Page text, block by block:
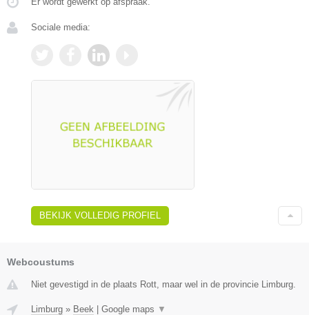
Sociale media:
BEKIJK VOLLEDIG PROFIEL
Webcoustums
Niet gevestigd in de plaats Rott, maar wel in de provincie Limburg.
Limburg » Beek | Google maps ▼